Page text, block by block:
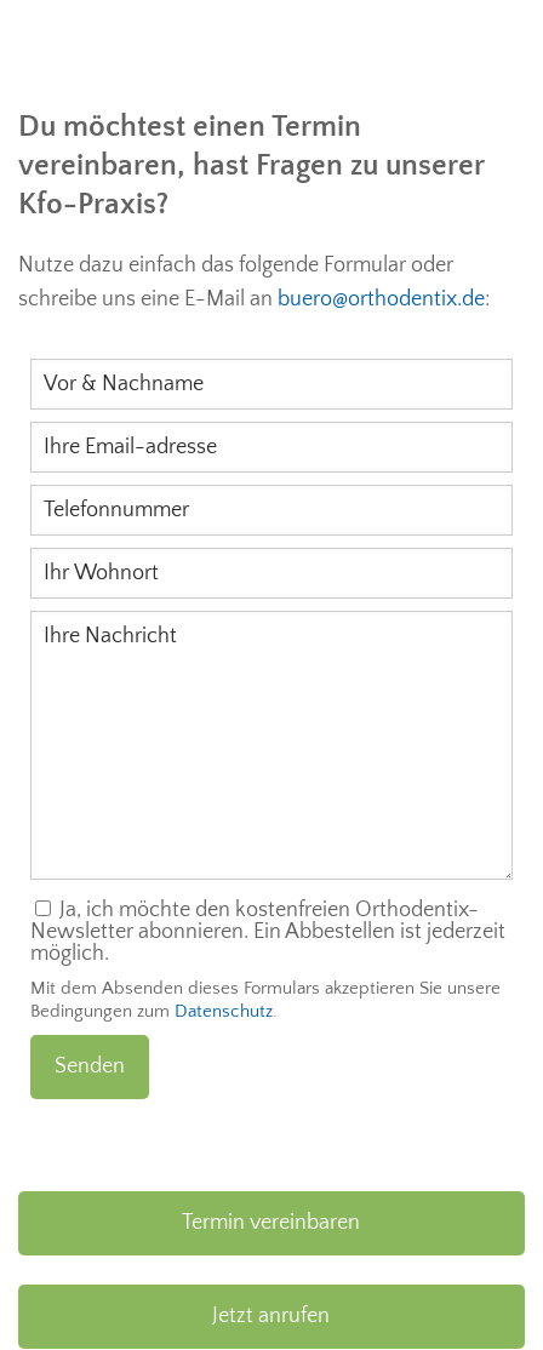
Du möchtest einen Termin
vereinbaren, hast Fragen zu unserer
Kfo-Praxis?
Nutze dazu einfach das folgende Formular oder
schreibe uns eine E-Mail an buero@orthodentix.de:
Ja, ich möchte den kostenfreien Orthodentix-
Newsletter abonnieren. Ein Abbestellen ist jederzeit
möglich.
Mit dem Absenden dieses Formulars akzeptieren Sie unsere
Bedingungen zum Datenschutz.
Termin vereinbaren
Jetzt anrufen